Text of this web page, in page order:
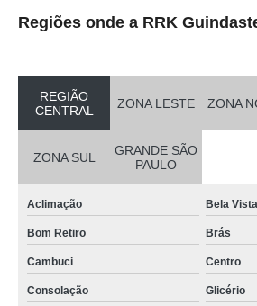
Regiões onde a RRK
REGIÃO
CENTRAL
ZONA LESTE ZONA
ZONA SUL
GRANDE SÃO
PAULO
Aclimação Bela Vista
Bom Retiro Brás
Cambuci Centro
Consolação Glicério